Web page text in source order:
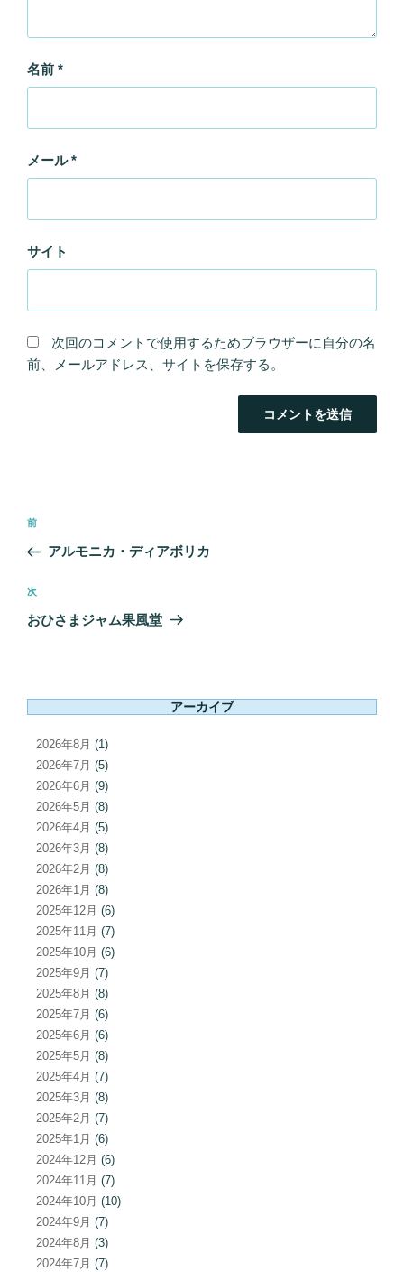
名前 *
メール*
サイト
次回のコメントで使用するためブラウザーに自分の名
前、メールアドレス、サイトを保存する。
ナ
ビ
ー
ン
前
の
稿
前
アルモニカ・ディアボリカ
次
の
次
おひさまジャム果風堂
アーカイブ
2026年8月 (1)
2026年7月 (5)
2026年6月 (9)
2026年5月 (8)
2026年4月 (5)
2026年3月 (8)
2026年2月 (8)
2026年1月 (8)
2025年12月 (6)
2025年11月 (7)
2025年10月 (6)
2025年9月 (7)
2025年8月 (8)
2025年7月 (6)
2025年6月 (6)
2025年5月 (8)
2025年4月 (7)
2025年3月 (8)
2025年2月 (7)
2025年1月 (6)
2024年12月 (6)
2024年11月 (7)
2024年10月 (10)
2024年9月 (7)
2024年8月 (3)
2024年7月 (7)